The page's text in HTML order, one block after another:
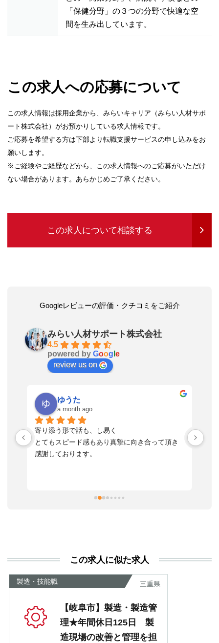
「保健分野」の３つの分野で快適な空
間を生み出しています。
この求人への応募について
この求人情報は採用企業から、みらいキャリア（みらい人材サポ
ート株式会社）がお預かりしている求人情報です。
ご応募を希望する方は下部より転職支援サービスの申し込みをお
願いします。
※ご経験やご経歴などから、この求人情報へのご応募がいただけ
ない場合があります。あらかじめご了承ください。
この求人について相談する
Googleレビューの評価・クチコミをご紹介
みらい人材サポート株式会社
4.5
powered by Goog e
review us on
ゆうた
a month ago
寄り添う形で話も、し易く
とてもスピード感もあり真摯に向き合って頂き
感謝しております。
が
この求人に似た求人
製造・技能職 三重県
【岐阜市】製造・製造管
理★年間休日125日 製
造現場の改善と管理を担